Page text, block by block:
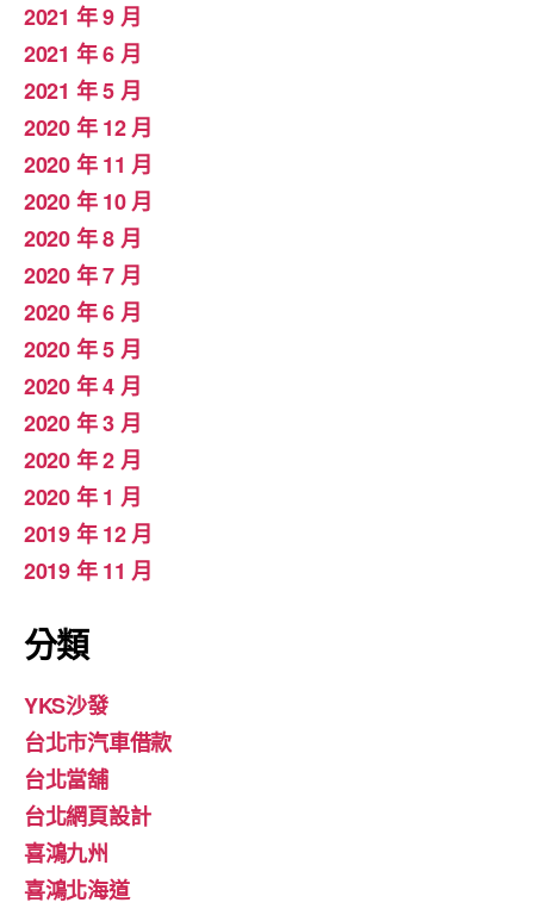
2021 年 9 月
2021 年 6 月
2021 年 5 月
2020 年 12 月
2020 年 11 月
2020 年 10 月
2020 年 8 月
2020 年 7 月
2020 年 6 月
2020 年 5 月
2020 年 4 月
2020 年 3 月
2020 年 2 月
2020 年 1 月
2019 年 12 月
2019 年 11 月
分類
YKS沙發
台北市汽車借款
台北當舖
台北網頁設計
喜鴻九州
喜鴻北海道